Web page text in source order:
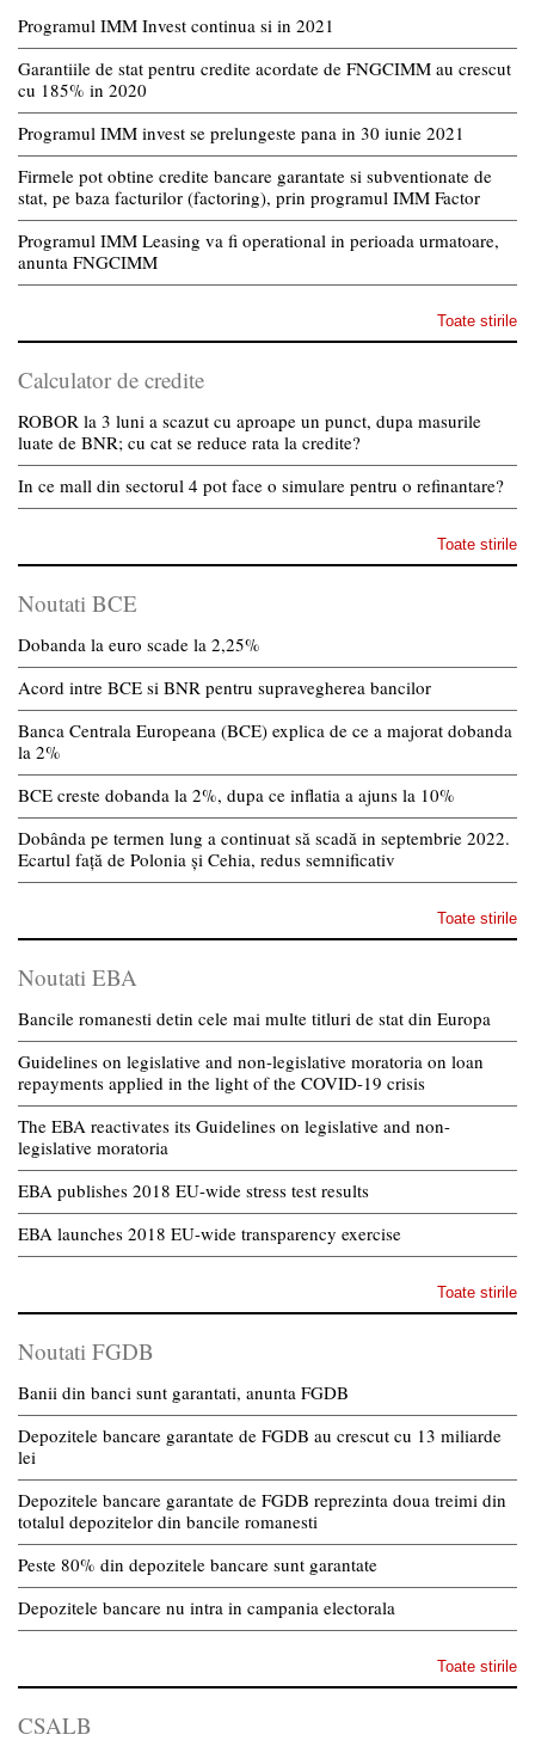
Programul IMM Invest continua si in 2021
Garantiile de stat pentru credite acordate de FNGCIMM au crescut
cu 185% in 2020
Programul IMM invest se prelungeste pana in 30 iunie 2021
Firmele pot obtine credite bancare garantate si subventionate de
stat, pe baza facturilor (factoring), prin programul IMM Factor
Programul IMM Leasing va fi operational in perioada urmatoare,
anunta FNGCIMM
Toate stirile
Calculator de credite
ROBOR la 3 luni a scazut cu aproape un punct, dupa masurile
luate de BNR; cu cat se reduce rata la credite?
In ce mall din sectorul 4 pot face o simulare pentru o refinantare?
Toate stirile
Noutati BCE
Dobanda la euro scade la 2,25%
Acord intre BCE si BNR pentru supravegherea bancilor
Banca Centrala Europeana (BCE) explica de ce a majorat dobanda
la 2%
BCE creste dobanda la 2%, dupa ce inflatia a ajuns la 10%
Dobânda pe termen lung a continuat să scadă in septembrie 2022.
Ecartul față de Polonia și Cehia, redus semnificativ
Toate stirile
Noutati EBA
Bancile romanesti detin cele mai multe titluri de stat din Europa
Guidelines on legislative and non-legislative moratoria on loan
repayments applied in the light of the COVID-19 crisis
The EBA reactivates its Guidelines on legislative and non-
legislative moratoria
EBA publishes 2018 EU-wide stress test results
EBA launches 2018 EU-wide transparency exercise
Toate stirile
Noutati FGDB
Banii din banci sunt garantati, anunta FGDB
Depozitele bancare garantate de FGDB au crescut cu 13 miliarde
lei
Depozitele bancare garantate de FGDB reprezinta doua treimi din
totalul depozitelor din bancile romanesti
Peste 80% din depozitele bancare sunt garantate
Depozitele bancare nu intra in campania electorala
Toate stirile
CSALB